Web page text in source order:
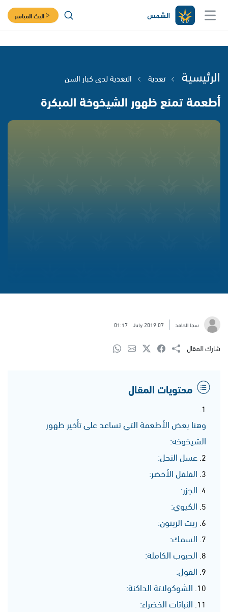
البث المباشر
الرئيسية تغذية التغذية لدى كبار السن
أطعمة تمنع ظهور الشيخوخة المبكرة
سجا الحامد 07 July 2019
01:17
شارك المقال
محتويات المقال
وهنا بعض الأطعمة التي تساعد على تأخير ظهور
الشيخوخة:
عسل النحل:
الفلفل الأخضر:
الجزر:
الكيوي:
زيت الزيتون:
السمك:
الحبوب الكاملة:
الفول:
الشوكولاتة الداكنة:
النباتات الخضراء: